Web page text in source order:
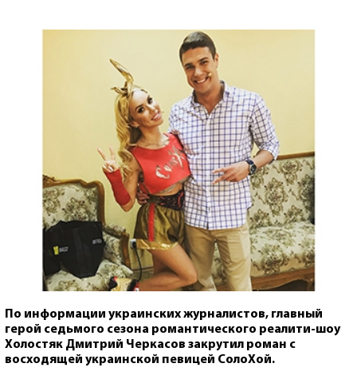
По информации украинских журналистов, главный
герой седьмого сезона романтического реалити-шоу
Холостяк Дмитрий Черкасов закрутил роман с
восходящей украинской певицей СолоХой.